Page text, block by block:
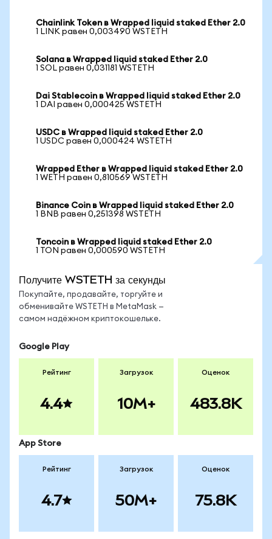
Chainlink Token в Wrapped liquid staked Ether 2.0
1 LINK равен 0,003490 WSTETH
Solana в Wrapped liquid staked Ether 2.0
1 SOL равен 0,031181 WSTETH
Dai Stablecoin в Wrapped liquid staked Ether 2.0
1 DAI равен 0,000425 WSTETH
USDC в Wrapped liquid staked Ether 2.0
1 USDC равен 0,000424 WSTETH
Wrapped Ether в Wrapped liquid staked Ether 2.0
1 WETH равен 0,810569 WSTETH
Binance Coin в Wrapped liquid staked Ether 2.0
1 BNB равен 0,251398 WSTETH
Toncoin в Wrapped liquid staked Ether 2.0
1 TON равен 0,000590 WSTETH
Получите WSTETH за секунды
Покупайте, продавайте, торгуйте и
обменивайте WSTETH в MetaMask —
самом надёжном криптокошельке.
Google Play
Рейтинг
4.4
Загрузок
10M+
Оценок
483.8K
App Store
Рейтинг
4.7
Загрузок
50M+
Оценок
75.8K